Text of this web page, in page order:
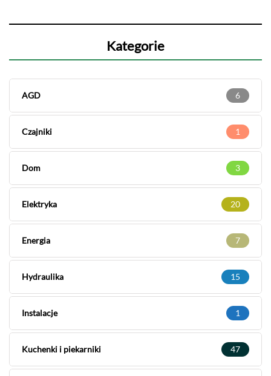
Kategorie
AGD 6
Czajniki 1
Dom 3
Elektryka 20
Energia 7
Hydraulika 15
Instalacje 1
Kuchenki i piekarniki 47